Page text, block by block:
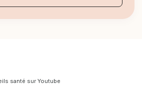
santé sur Youtube